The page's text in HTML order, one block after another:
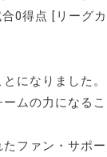
0得点 [リーグ
になりました。
ムの力になる
ファン・サポ